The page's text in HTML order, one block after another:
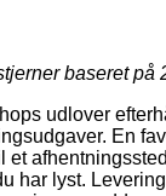
baseret på
udlover
En
et
har lyst.